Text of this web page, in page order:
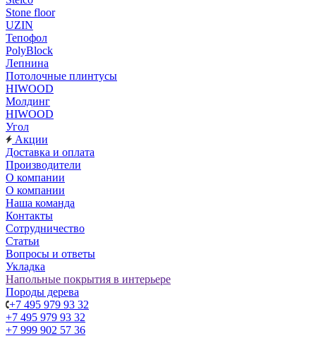
Stone floor
UZIN
Тепофол
PolyBlock
Лепнина
Потолочные плинтусы
HIWOOD
Молдинг
HIWOOD
Угол
Акции
Доставка и оплата
Производители
О компании
О компании
Наша команда
Контакты
Сотрудничество
Статьи
Вопросы и ответы
Укладка
Напольные покрытия в интерьере
Породы дерева
+7 495 979 93 32
+7 495 979 93 32
+7 999 902 57 36